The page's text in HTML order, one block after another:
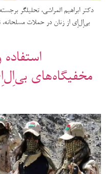
دکتر ابراهیم المراشی، تحلیلگر
بی‌اِل‌اِی از زنان در حملات
استفاده
مخفیگاه‌های